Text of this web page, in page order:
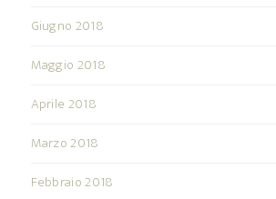
Giugno 2018
Maggio 2018
Aprile 2018
Marzo 2018
Febbraio 2018